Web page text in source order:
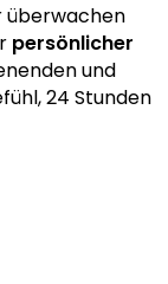
überwachen
persönlicher
und
24 Stunden